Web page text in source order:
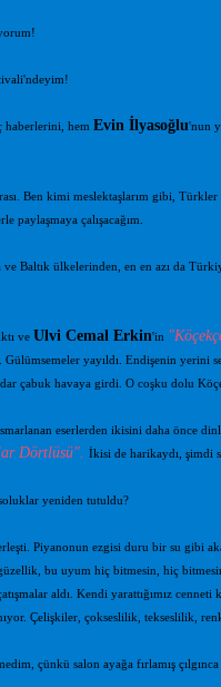
hem Evin İlyasoğlu'nun
Ben kimi meslektaşlarım gibi, Türkler
paylaşmaya çalışacağım.
Baltık ülkelerinden, en en azı da
ve Ulvi Cemal Erkin'in
yayıldı. Endişenin yerini
çabuk havaya girdi. O coşku dolu
ısmarlanan eserlerden ikisini daha önce
Dörtlüsü". İkisi de harikaydı, şimdi
yeniden tutuldu?
Piyanonun ezgisi duru bir su gibi
bu uyum hiç bitmesin, hiç
aldı. Kendi yarattığımız
Çelişkiler, çokseslilik, tekseslilik,
çünkü salon ayağa fırlamış çılgınca